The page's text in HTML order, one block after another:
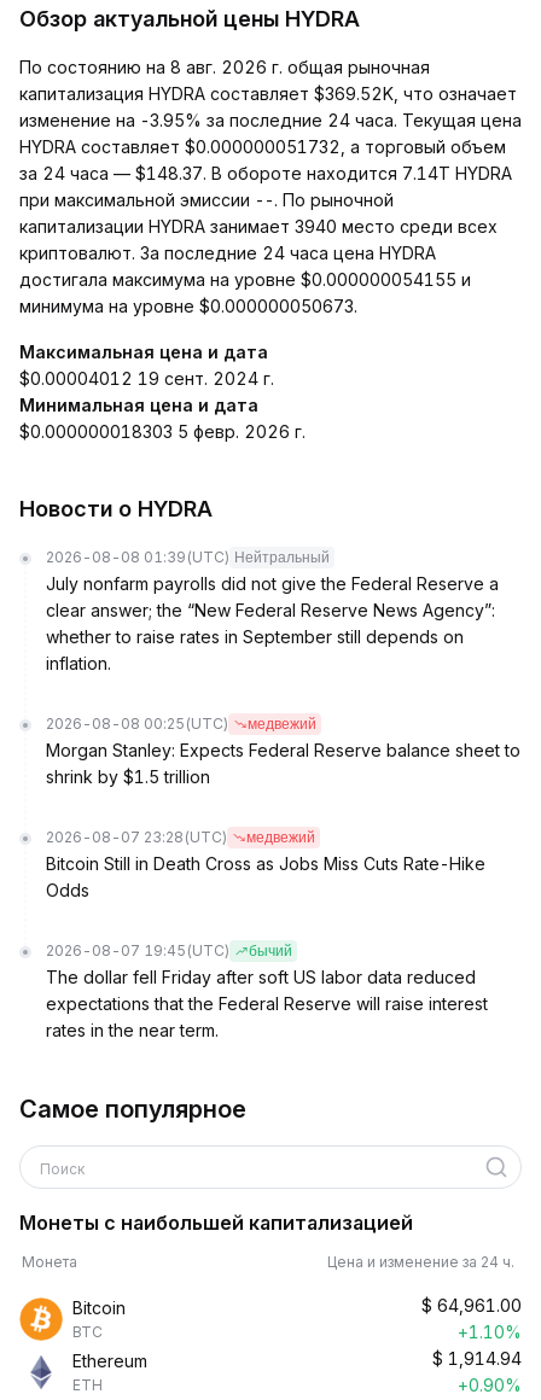
Обзор актуальной цены HYDRA
По состоянию на 8 авг. 2026 г. общая рыночная
капитализация HYDRA составляет $369.52K, что означает
изменение на -3.95% за последние 24 часа. Текущая цена
HYDRA составляет $0.000000051732, а торговый объем
за 24 часа — $148.37. В обороте находится 7.14T HYDRA
при максимальной эмиссии --. По рыночной
капитализации HYDRA занимает 3940 место среди всех
криптовалют. За последние 24 часа цена HYDRA
достигала максимума на уровне $0.000000054155 и
минимума на уровне $0.000000050673.
Максимальная цена и дата
$0.00004012 19 сент. 2024 г.
Минимальная цена и дата
$0.000000018303 5 февр. 2026 г.
Новости о HYDRA
2026-08-08 01:39 (UTC) Нейтральный
July nonfarm payrolls did not give the Federal Reserve a
clear answer; the “New Federal Reserve News Agency”:
whether to raise rates in September still depends on
inflation.
2026-08-08 00:25 (UTC) медвежий
Morgan Stanley: Expects Federal Reserve balance sheet to
shrink by $1.5 trillion
2026-08-07 23:28 (UTC) медвежий
Bitcoin Still in Death Cross as Jobs Miss Cuts Rate-Hike
Odds
2026-08-07 19:45 (UTC) бычий
The dollar fell Friday after soft US labor data reduced
expectations that the Federal Reserve will raise interest
rates in the near term.
Самое популярное
Поиск
Монеты с наибольшей капитализацией
Монета Цена и изменение за 24 ч.
Bitcoin
BTC
$ 64,961.00
+1.10%
Ethereum
ETH
$ 1,914.94
+0.90%